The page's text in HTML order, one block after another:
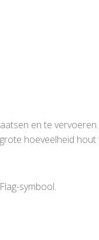
en te
hoeveelheid
symbool.